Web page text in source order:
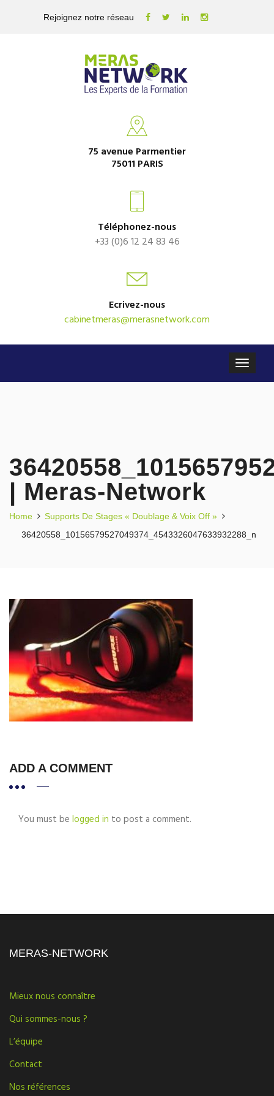
Rejoignez notre réseau
75 avenue Parmentier
75011 PARIS
Téléphonez-nous
+33 (0)6 12 24 83 46
Ecrivez-nous
cabinetmeras@merasnetwork.com
| Meras-Network
Home
Supports De Stages « Doublage & Voix Off »
36420558_10156579527049374_4543326047633932288_n
ADD A COMMENT
You must be logged in to post a comment.
MERAS-NETWORK
Mieux nous connaître
Qui sommes-nous ?
L’équipe
Contact
Nos références